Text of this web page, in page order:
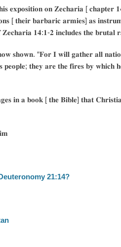
𝐞𝐱𝐩𝐨𝐬𝐢𝐭𝐢𝐨𝐧 𝐨𝐧 𝐙𝐞𝐜𝐡𝐚𝐫𝐢𝐚 [
[ 𝐭𝐡𝐞𝐢𝐫 𝐛𝐚𝐫𝐛𝐚𝐫𝐢𝐜 𝐚𝐫𝐦𝐢𝐞𝐬] 𝐚𝐬
𝐙𝐞𝐜𝐡𝐚𝐫𝐢𝐚 𝟏𝟒:𝟏-𝟐 𝐢𝐧𝐜𝐥𝐮𝐝𝐞𝐬 𝐭𝐡𝐞
𝐬𝐡𝐨𝐰𝐧. “𝐅𝐨𝐫 𝐈 𝐰𝐢𝐥𝐥 𝐠𝐚𝐭𝐡𝐞𝐫 𝐚𝐥𝐥
𝐩𝐞𝐨𝐩𝐥𝐞; 𝐭𝐡𝐞𝐲 𝐚𝐫𝐞 𝐭𝐡𝐞 𝐟𝐢𝐫𝐞𝐬 𝐛𝐲 𝐰𝐡𝐢𝐜𝐡
𝐢𝐧 𝐚 𝐛𝐨𝐨𝐤 [ 𝐭𝐡𝐞 𝐁𝐢𝐛𝐥𝐞] 𝐭𝐡𝐚𝐭
21:14?